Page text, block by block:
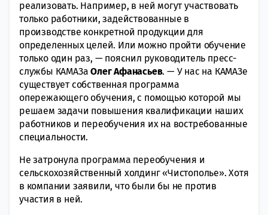
реализовать. Например, в ней могут участвовать
только работники, задействованные в
производстве конкретной продукции для
определенных целей. Или можно пройти обучение
только один раз, — пояснил руководитель пресс-
службы КАМАЗаОлег Афанасьев. — У нас на КАМАЗе
существует собственная программа
опережающего обучения, с помощью которой мы
решаем задачи повышения квалификации наших
работников и переобучения их на востребованные
специальности.
Не затронула программа переобучения и
сельскохозяйственный холдинг «Чистополье». Хотя
в компании заявили, что были бы не против
участия в ней.